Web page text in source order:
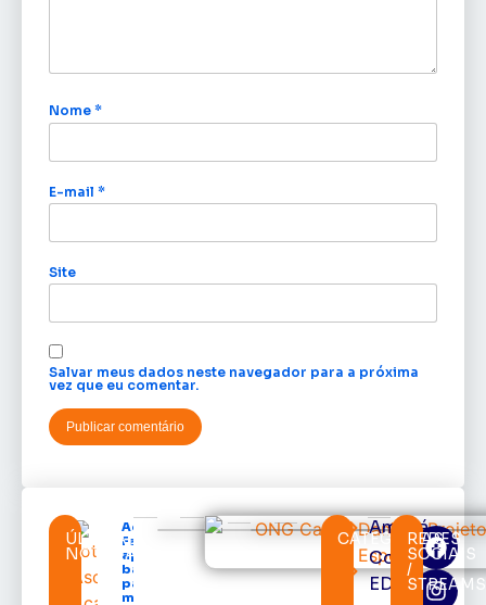
Nome *
E-mail *
Site
Salvar meus dados neste navegador para a próxima
vez que eu comentar.
ÚLTIMAS
NOTÍCIAS
Acácio
Favacho
apresenta
balanço
parcial do
mandato
CATEGORIAS
Amapá
Cortes
EDcast
REDES
SOCIAIS
/
STREAMS